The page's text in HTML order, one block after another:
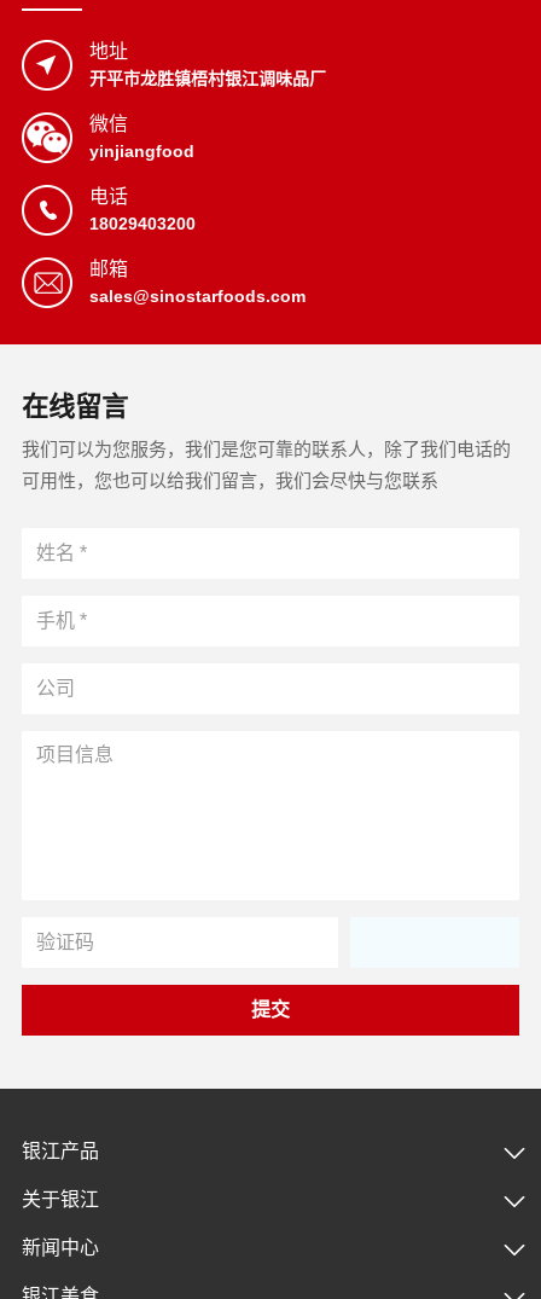
地址
开平市龙胜镇梧村银江调味品厂
微信
yinjiangfood
电话
18029403200
邮箱
sales@sinostarfoods.com
在线留言
我们可以为您服务，我们是您可靠的联系人，除了我们电话的
可用性，您也可以给我们留言，我们会尽快与您联系
提交
银江产品
关于银江
新闻中心